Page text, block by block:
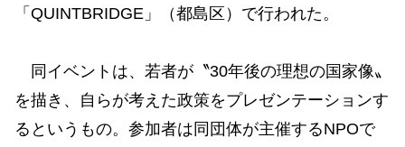
「QUINTBRIDGE」（都島区）で行われた。
同イベントは、若者が〝30年後の理想の国家像〟
を描き、自らが考えた政策をプレゼンテーションす
るというもの。参加者は同団体が主催するNPOで